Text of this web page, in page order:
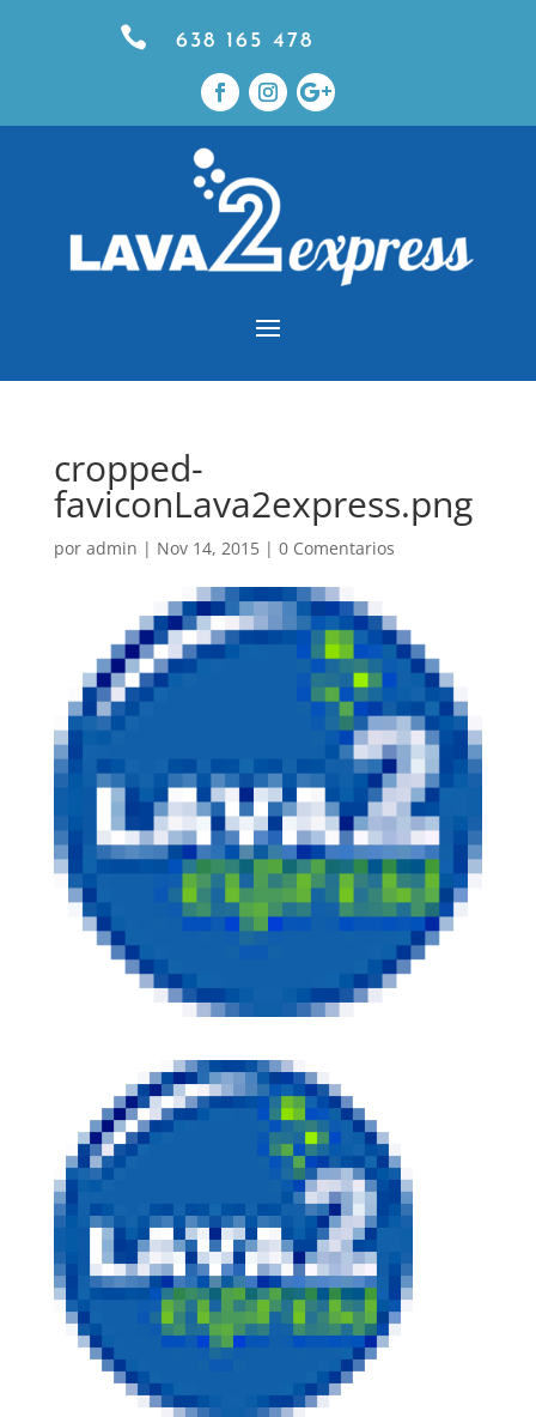
 638 165 478
cropped-
faviconLava2express.png
por admin | Nov 14, 2015| 0 Comentarios